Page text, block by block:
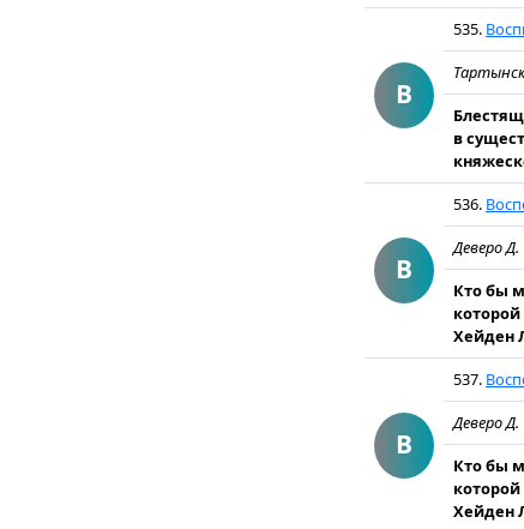
В
535.
в
В
536.
Деверо Д.
Кто бы
Хейден
В
537.
Деверо Д.
Кто бы
Хейден